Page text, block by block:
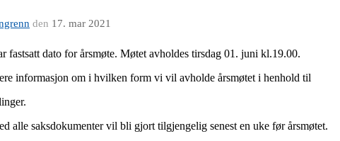
den 17. mar 2021
fastsatt dato for årsmøte. Møtet avholdes tirsdag 01. juni kl.19.00.
informasjon om i hvilken form vi vil avholde årsmøtet i henhold til
alle saksdokumenter vil bli gjort tilgjengelig senest en uke før årsmøtet.